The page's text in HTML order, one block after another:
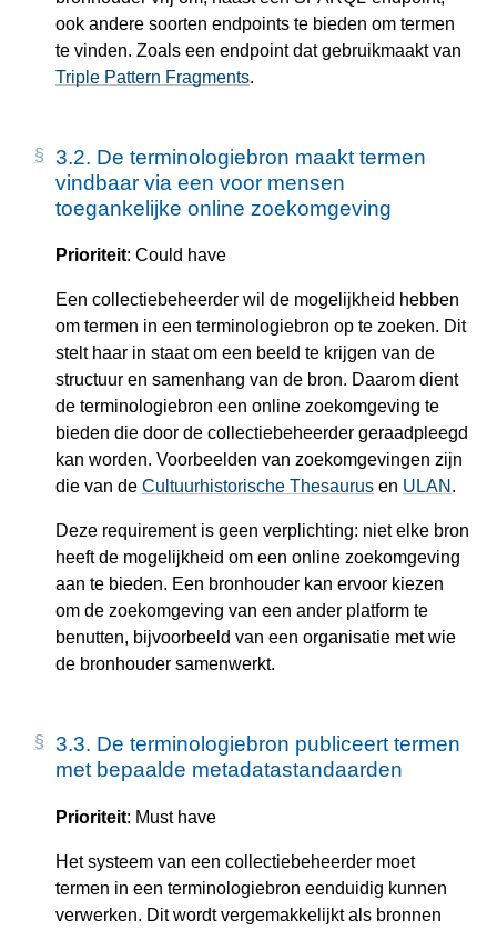
ook andere soorten endpoints te bieden om termen
te vinden. Zoals een endpoint dat gebruikmaakt van
Triple Pattern Fragments.
3.2. De terminologiebron maakt termen
vindbaar via een voor mensen
toegankelijke online zoekomgeving
Prioriteit: Could have
Een collectiebeheerder wil de mogelijkheid hebben
om termen in een terminologiebron op te zoeken. Dit
stelt haar in staat om een beeld te krijgen van de
structuur en samenhang van de bron. Daarom dient
de terminologiebron een online zoekomgeving te
bieden die door de collectiebeheerder geraadpleegd
kan worden. Voorbeelden van zoekomgevingen zijn
die van de Cultuurhistorische Thesaurus en ULAN .
Deze requirement is geen verplichting: niet elke bron
heeft de mogelijkheid om een online zoekomgeving
aan te bieden. Een bronhouder kan ervoor kiezen
om de zoekomgeving van een ander platform te
benutten, bijvoorbeeld van een organisatie met wie
de bronhouder samenwerkt.
3.3. De terminologiebron publiceert termen
met bepaalde metadatastandaarden
Prioriteit: Must have
Het systeem van een collectiebeheerder moet
termen in een terminologiebron eenduidig kunnen
verwerken. Dit wordt vergemakkelijkt als bronnen